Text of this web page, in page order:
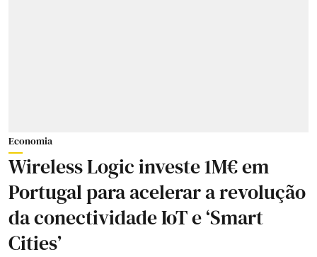
Economia
Wireless Logic investe 1M€ em
Portugal para acelerar a revolução
da conectividade IoT e ‘Smart
Cities’